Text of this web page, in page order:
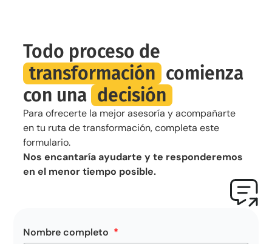
Todo proceso de
transformación comienza
con una decisión
Para ofrecerte la mejor asesoría y acompañarte
en tu ruta de transformación, completa este
formulario.
Nos encantaría ayudarte y te responderemos
en el menor tiempo posible.
Nombre completo